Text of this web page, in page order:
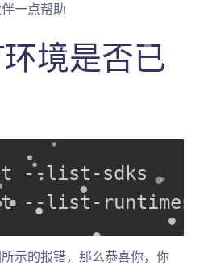
一点帮助
境是否已
--list-sdks
--list-runtimes
示的报错，那么恭喜你，你